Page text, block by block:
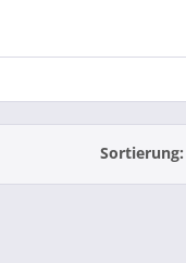
Sortierung: